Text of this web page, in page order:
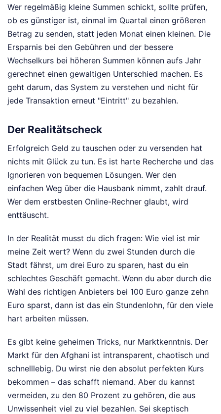
Wer regelmäßig kleine Summen schickt, sollte prüfen,
ob es günstiger ist, einmal im Quartal einen größeren
Betrag zu senden, statt jeden Monat einen kleinen. Die
Ersparnis bei den Gebühren und der bessere
Wechselkurs bei höheren Summen können aufs Jahr
gerechnet einen gewaltigen Unterschied machen. Es
geht darum, das System zu verstehen und nicht für
jede Transaktion erneut "Eintritt" zu bezahlen.
Der Realitätscheck
Erfolgreich Geld zu tauschen oder zu versenden hat
nichts mit Glück zu tun. Es ist harte Recherche und das
Ignorieren von bequemen Lösungen. Wer den
einfachen Weg über die Hausbank nimmt, zahlt drauf.
Wer dem erstbesten Online-Rechner glaubt, wird
enttäuscht.
In der Realität musst du dich fragen: Wie viel ist mir
meine Zeit wert? Wenn du zwei Stunden durch die
Stadt fährst, um drei Euro zu sparen, hast du ein
schlechtes Geschäft gemacht. Wenn du aber durch die
Wahl des richtigen Anbieters bei 100 Euro ganze zehn
Euro sparst, dann ist das ein Stundenlohn, für den viele
hart arbeiten müssen.
Es gibt keine geheimen Tricks, nur Marktkenntnis. Der
Markt für den Afghani ist intransparent, chaotisch und
schnelllebig. Du wirst nie den absolut perfekten Kurs
bekommen – das schafft niemand. Aber du kannst
vermeiden, zu den 80 Prozent zu gehören, die aus
Unwissenheit viel zu viel bezahlen. Sei skeptisch